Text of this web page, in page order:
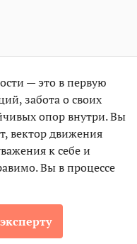
— это в первую
забота о своих
опор внутри. Вы
вектор движения
к себе и
Вы в процессе